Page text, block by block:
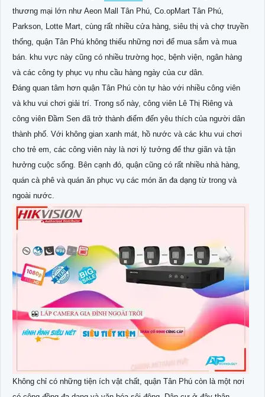
thương mại lớn như Aeon Mall Tân Phú, Co.opMart Tân Phú,
Parkson, Lotte Mart, cùng rất nhiều cửa hàng, siêu thị và chợ truyền
thống, quận Tân Phú không thiếu những nơi để mua sắm và mua
bán. khu vực này cũng có nhiều trường học, bệnh viện, ngân hàng
và các công ty phục vụ nhu cầu hàng ngày của cư dân.
Đáng quan tâm hơn quận Tân Phú còn tự hào với nhiều công viên
và khu vui chơi giải trí. Trong số này, công viên Lê Thị Riêng và
công viên Đầm Sen đã trở thành điểm đến yêu thích của người dân
thành phố. Với không gian xanh mát, hồ nước và các khu vui chơi
cho trẻ em, các công viên này là nơi lý tưởng để thư giãn và tận
hưởng cuộc sống. Bên cạnh đó, quận cũng có rất nhiều nhà hàng,
quán cà phê và quán ăn phục vụ các món ăn đa dạng từ trong và
ngoài nước.
Không chỉ có những tiện ích vật chất, quận Tân Phú còn là một nơi